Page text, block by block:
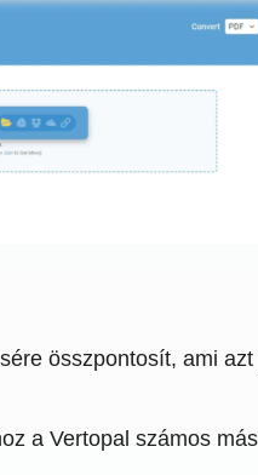
összpontosít, ami
a Vertopal számos